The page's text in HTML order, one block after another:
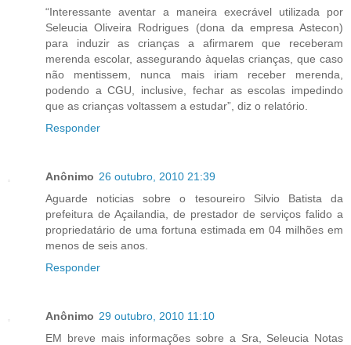
“Interessante aventar a maneira execrável utilizada por
Seleucia Oliveira Rodrigues (dona da empresa Astecon)
para induzir as crianças a afirmarem que receberam
merenda escolar, assegurando àquelas crianças, que caso
não mentissem, nunca mais iriam receber merenda,
podendo a CGU, inclusive, fechar as escolas impedindo
que as crianças voltassem a estudar”, diz o relatório.
Responder
Anônimo 26 outubro, 2010 21:39
Aguarde noticias sobre o tesoureiro Silvio Batista da
prefeitura de Açailandia, de prestador de serviços falido a
propriedatário de uma fortuna estimada em 04 milhões em
menos de seis anos.
Responder
Anônimo 29 outubro, 2010 11:10
EM breve mais informações sobre a Sra, Seleucia Notas